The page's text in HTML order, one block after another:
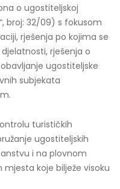
o ugostiteljskoj
broj: 32/09) s fokusom
rješenja po kojima se
rješenja o
ugostiteljske
subjekata
turističkih
ugostiteljskih
i na plovnom
koje bilježe visoku